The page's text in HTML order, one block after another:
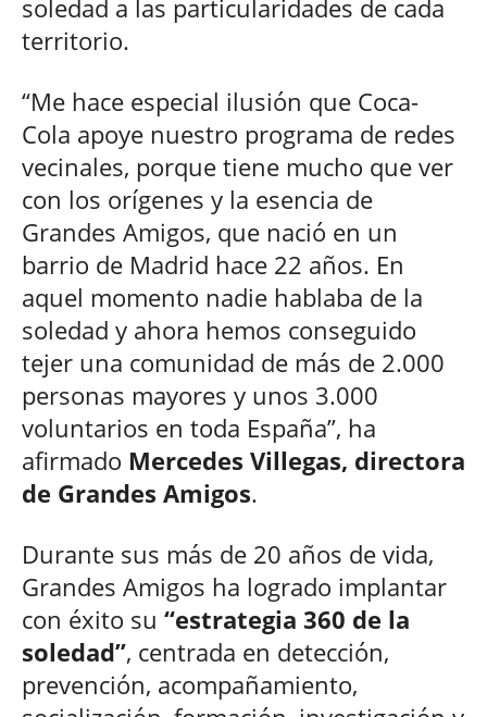
soledad a las particularidades de cada
territorio.
“Me hace especial ilusión que Coca-
Cola apoye nuestro programa de redes
vecinales, porque tiene mucho que ver
con los orígenes y la esencia de
Grandes Amigos, que nació en un
barrio de Madrid hace 22 años. En
aquel momento nadie hablaba de la
soledad y ahora hemos conseguido
tejer una comunidad de más de 2.000
personas mayores y unos 3.000
voluntarios en toda España”, ha
afirmado Mercedes Villegas, directora
de Grandes Amigos.
Durante sus más de 20 años de vida,
Grandes Amigos ha logrado implantar
con éxito su “estrategia 360 de la
soledad”, centrada en detección,
prevención, acompañamiento,